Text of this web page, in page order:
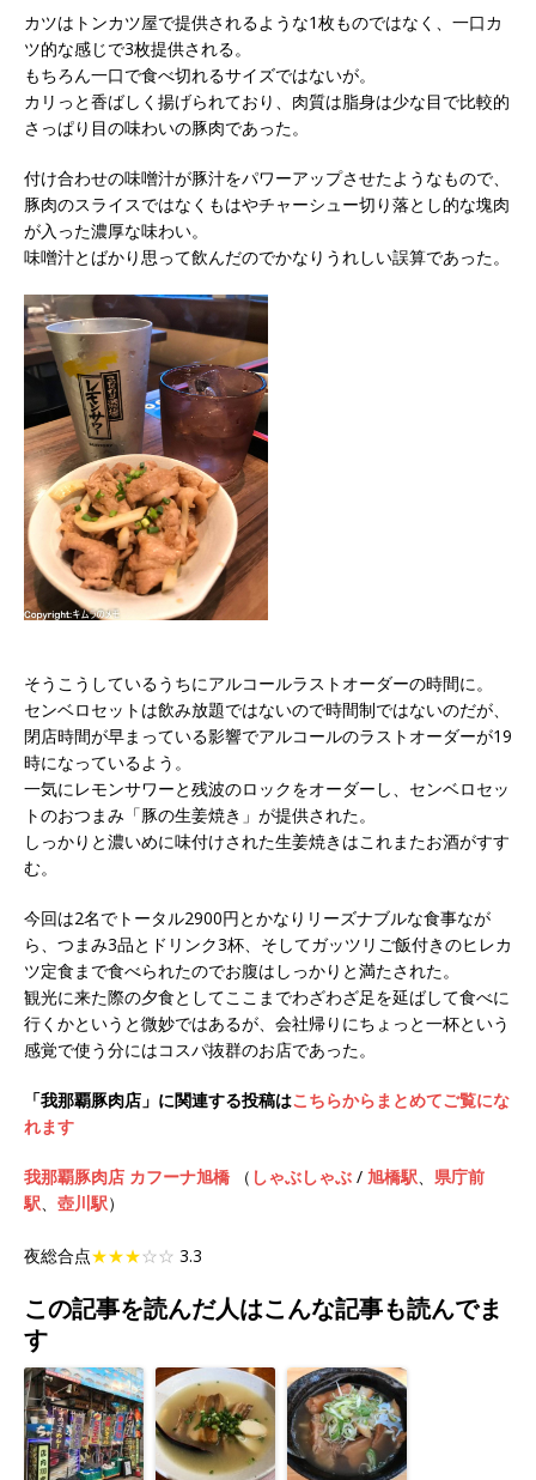
カツはトンカツ屋で提供されるような1枚ものではなく、一口カ
ツ的な感じで3枚提供される。
もちろん一口で食べ切れるサイズではないが。
カリっと香ばしく揚げられており、肉質は脂身は少な目で比較的
さっぱり目の味わいの豚肉であった。
付け合わせの味噌汁が豚汁をパワーアップさせたようなもので、
豚肉のスライスではなくもはやチャーシュー切り落とし的な塊肉
が入った濃厚な味わい。
味噌汁とばかり思って飲んだのでかなりうれしい誤算であった。
そうこうしているうちにアルコールラストオーダーの時間に。
センベロセットは飲み放題ではないので時間制ではないのだが、
閉店時間が早まっている影響でアルコールのラストオーダーが19
時になっているよう。
一気にレモンサワーと残波のロックをオーダーし、センベロセッ
トのおつまみ「豚の生姜焼き」が提供された。
しっかりと濃いめに味付けされた生姜焼きはこれまたお酒がすす
む。
今回は2名でトータル2900円とかなりリーズナブルな食事なが
ら、つまみ3品とドリンク3杯、そしてガッツリご飯付きのヒレカ
ツ定食まで食べられたのでお腹はしっかりと満たされた。
観光に来た際の夕食としてここまでわざわざ足を延ばして食べに
行くかというと微妙ではあるが、会社帰りにちょっと一杯という
感覚で使う分にはコスパ抜群のお店であった。
「我那覇豚肉店」に関連する投稿はこちらからまとめてご覧にな
れます
我那覇豚肉店 カフーナ旭橋 （ しゃぶしゃぶ / 旭橋駅、 県庁前
駅、 壺川駅）
夜総合点★★★☆☆ 3.3
この記事を読んだ人はこんな記事も読んでま
す